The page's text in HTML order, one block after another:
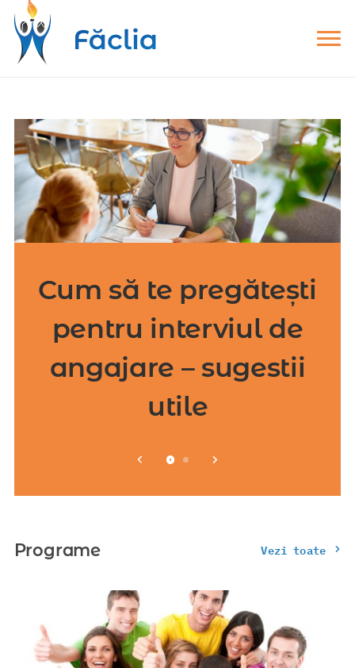
Cum să te pregătești
pentru interviul de
angajare – sugestii
utile
Programe Vezi toate